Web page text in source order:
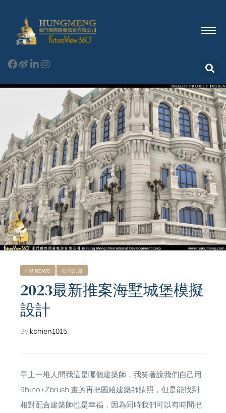
HM NEWS 公司訊息
2023最新推案海墅城堡模擬
設計
Bykchien1015,
早上一堆人問我這是哪個建築師，我笑著說我們自己用
Rhino+Zbrush畫的再把圖給建築師請照，但是能找到
相對配合建築師也是幸福，因為同時我們可以有時間把